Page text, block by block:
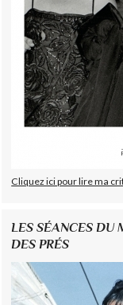
Cliquez ici pour lire ma
LES SÉANCES DU
DES PRÉS